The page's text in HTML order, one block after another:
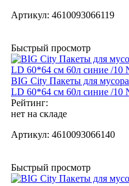
Артикул: 4610093066119
Быстрый просмотр
BIG City Пакеты для
LD 60*64 см 60л синие /10
Рейтинг:
нет на складе
Артикул: 4610093066140
Быстрый просмотр